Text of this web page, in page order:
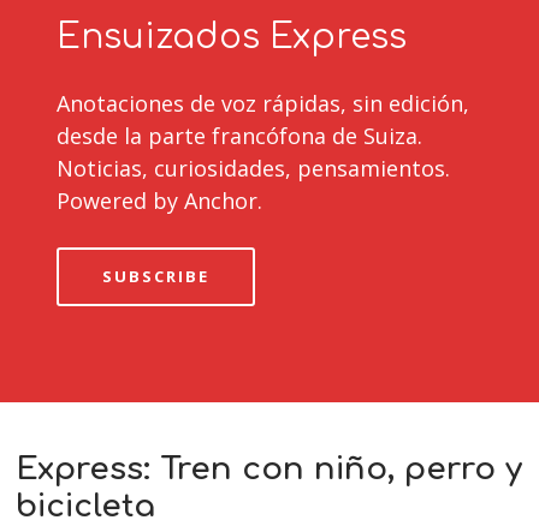
Ensuizados Express
Anotaciones de voz rápidas, sin edición,
desde la parte francófona de Suiza.
Noticias, curiosidades, pensamientos.
Powered by Anchor.
SUBSCRIBE
Express: Tren con niño, perro y
bicicleta